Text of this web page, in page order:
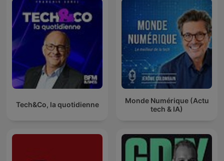
Tech&Co, la quotidienne
Monde Numérique (Actu
tech & IA)